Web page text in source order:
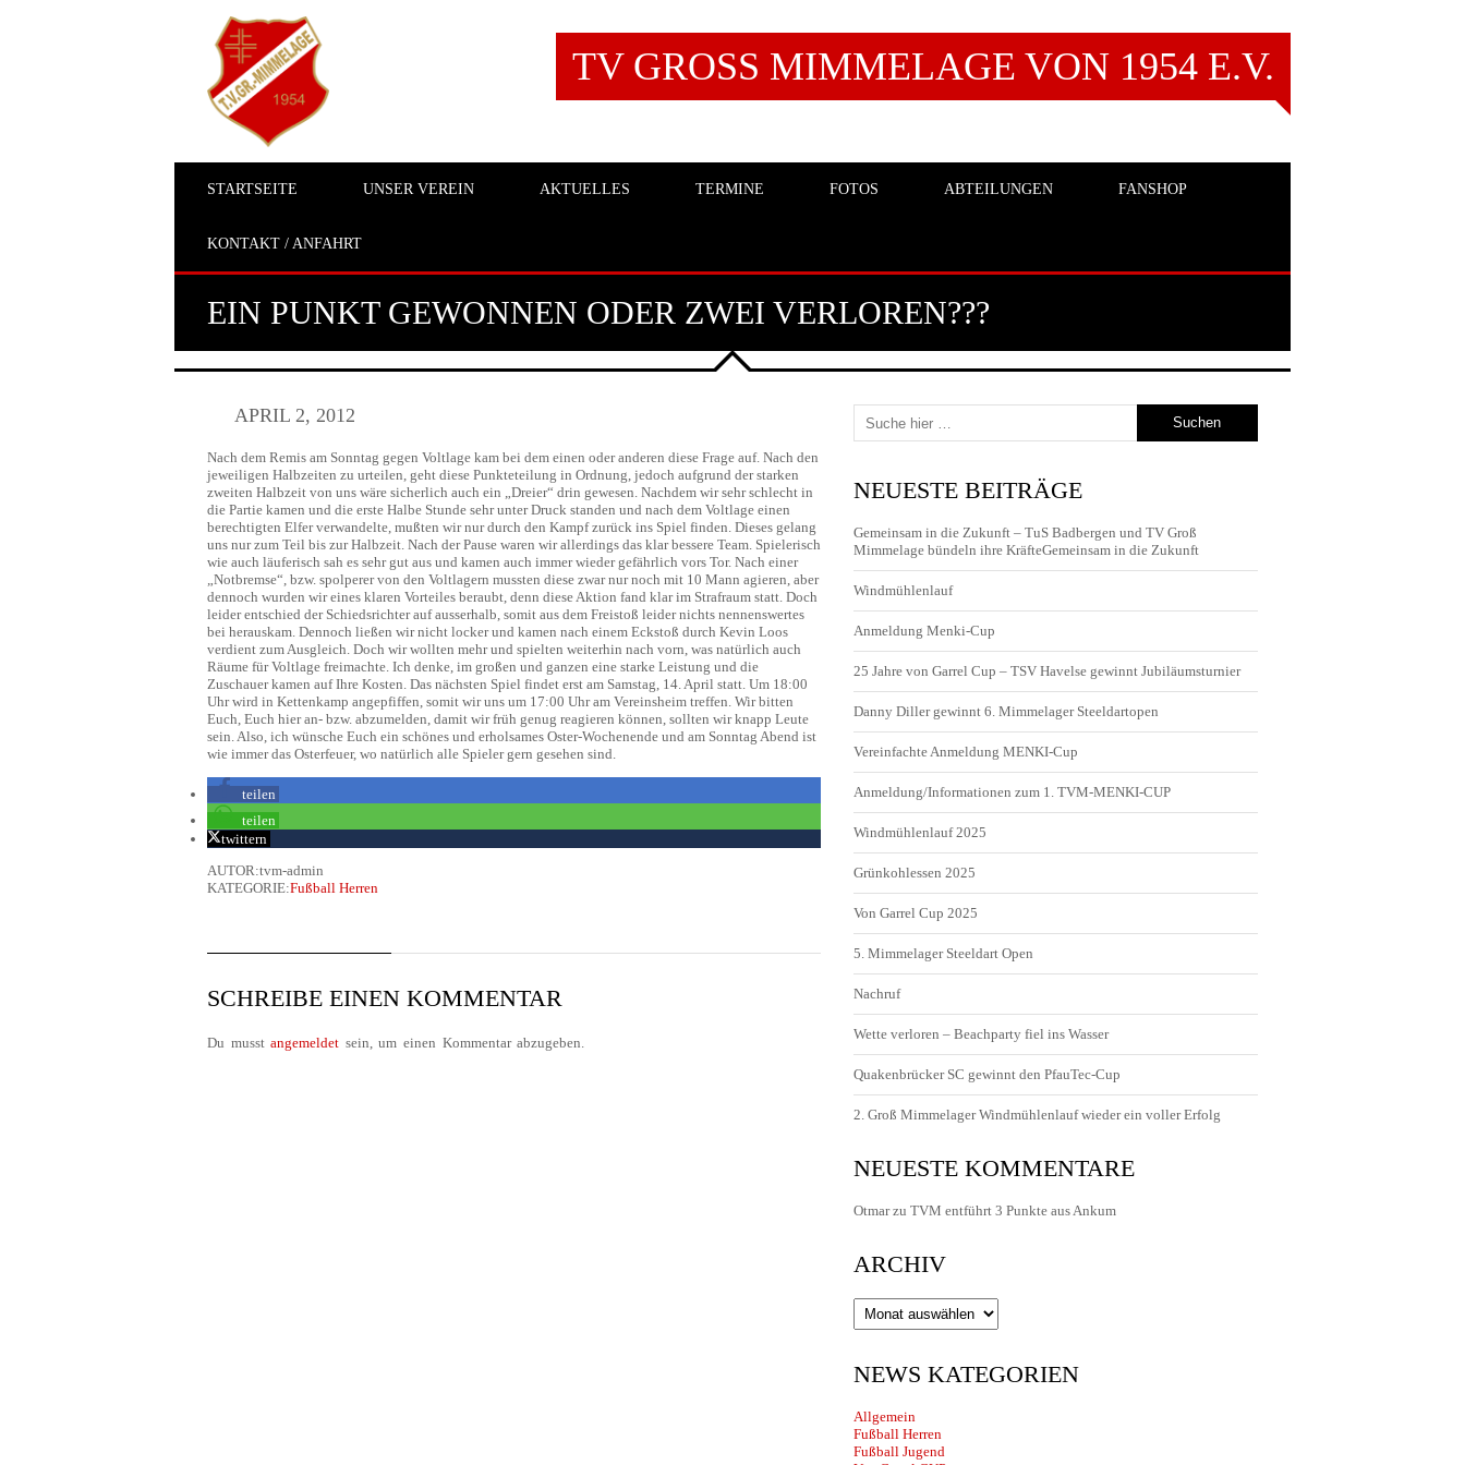
TV GROSS MIMMELAGE VON 1954 E.V.
STARTSEITE UNSER VEREIN AKTUELLES TERMINE FOTOS ABTEILUNGEN FANSHOP
KONTAKT / ANFAHRT
EIN PUNKT GEWONNEN ODER ZWEI VERLOREN???
APRIL 2, 2012
Nach dem Remis am Sonntag gegen Voltlage kam bei dem einen oder anderen diese Frage auf. Nach den
jeweiligen Halbzeiten zu urteilen, geht diese Punkteteilung in Ordnung, jedoch aufgrund der starken
zweiten Halbzeit von uns wäre sicherlich auch ein „Dreier“ drin gewesen. Nachdem wir sehr schlecht in
die Partie kamen und die erste Halbe Stunde sehr unter Druck standen und nach dem Voltlage einen
berechtigten Elfer verwandelte, mußten wir nur durch den Kampf zurück ins Spiel finden. Dieses gelang
uns nur zum Teil bis zur Halbzeit. Nach der Pause waren wir allerdings das klar bessere Team. Spielerisch
wie auch läuferisch sah es sehr gut aus und kamen auch immer wieder gefährlich vors Tor. Nach einer
„Notbremse“, bzw. spolperer von den Voltlagern mussten diese zwar nur noch mit 10 Mann agieren, aber
dennoch wurden wir eines klaren Vorteiles beraubt, denn diese Aktion fand klar im Strafraum statt. Doch
leider entschied der Schiedsrichter auf ausserhalb, somit aus dem Freistoß leider nichts nennenswertes
bei herauskam. Dennoch ließen wir nicht locker und kamen nach einem Eckstoß durch Kevin Loos
verdient zum Ausgleich. Doch wir wollten mehr und spielten weiterhin nach vorn, was natürlich auch
Räume für Voltlage freimachte. Ich denke, im großen und ganzen eine starke Leistung und die
Zuschauer kamen auf Ihre Kosten. Das nächsten Spiel findet erst am Samstag, 14. April statt. Um 18:00
Uhr wird in Kettenkamp angepfiffen, somit wir uns um 17:00 Uhr am Vereinsheim treffen. Wir bitten
Euch, Euch hier an- bzw. abzumelden, damit wir früh genug reagieren können, sollten wir knapp Leute
sein. Also, ich wünsche Euch ein schönes und erholsames Oster-Wochenende und am Sonntag Abend ist
wie immer das Osterfeuer, wo natürlich alle Spieler gern gesehen sind.
teilen
teilen
twittern
AUTOR:tvm-admin
KATEGORIE:Fußball Herren
SCHREIBE EINEN KOMMENTAR
Du musstangemeldet sein, um einen Kommentar abzugeben.
NEUESTE BEITRÄGE
Gemeinsam in die Zukunft – TuS Badbergen und TV Groß
Mimmelage bündeln ihre KräfteGemeinsam in die Zukunft
Windmühlenlauf
Anmeldung Menki-Cup
25 Jahre von Garrel Cup – TSV Havelse gewinnt Jubiläumsturnier
Danny Diller gewinnt 6. Mimmelager Steeldartopen
Vereinfachte Anmeldung MENKI-Cup
Anmeldung/Informationen zum 1. TVM-MENKI-CUP
Windmühlenlauf 2025
Grünkohlessen 2025
Von Garrel Cup 2025
5. Mimmelager Steeldart Open
Nachruf
Wette verloren – Beachparty fiel ins Wasser
Quakenbrücker SC gewinnt den PfauTec-Cup
2. Groß Mimmelager Windmühlenlauf wieder ein voller Erfolg
NEUESTE KOMMENTARE
OtmarzuTVM entführt 3 Punkte aus Ankum
ARCHIV
Archiv
NEWS KATEGORIEN
Allgemein
Fußball Herren
Fußball Jugend